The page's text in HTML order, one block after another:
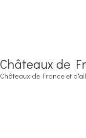
Châteaux de
Châteaux de France et